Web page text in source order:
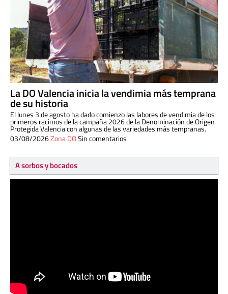
La DO Valencia inicia la vendimia más temprana
de su historia
El lunes 3 de agosto ha dado comienzo las labores de vendimia de los
primeros racimos de la campaña 2026 de la Denominación de Origen
Protegida Valencia con algunas de las variedades más tempranas.
03/08/2026Zona DOSin comentarios
A sorbos y bocados